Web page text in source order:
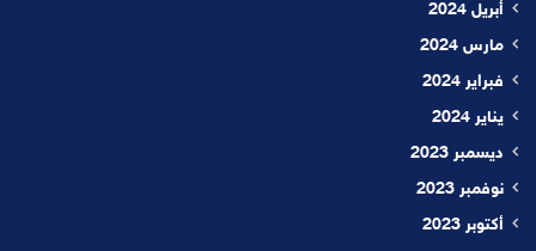
أبريل 2024
مارس 2024
فبراير 2024
يناير 2024
ديسمبر 2023
نوفمبر 2023
أكتوبر 2023